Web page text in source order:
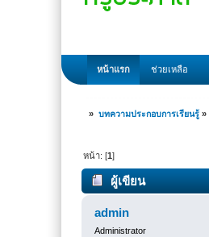
หน้าแรก ช่วยเหลือ
» บทความประกอบการเรียนรู้»
หน้า: [1]
ผู้เขียน
admin
Administrator